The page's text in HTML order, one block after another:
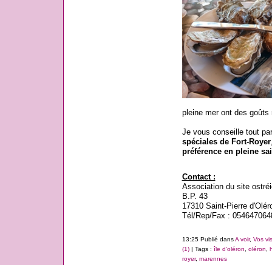
pleine mer ont des
Je vous conseille tout
spéciales de Fort-Royer
préférence en pleine
Contact :
Association du site
B.P. 43
17310 Saint-Pierre
Tél/Rep/Fax :
13:25 Publié dansA voir, Vos
(1)| Tags : île d'oléron oléron
royer, marennes